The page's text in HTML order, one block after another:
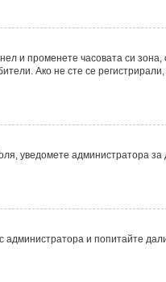
и променете часовата си зона,
Ако не сте се
уведомете администратора за
администратора и попитайте